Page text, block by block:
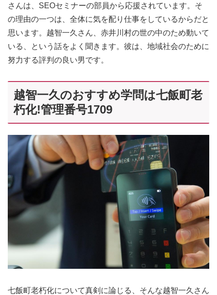
さんは、SEOセミナーの部員から応援されています。そ
の理由の一つは、全体に気を配り仕事をしているからだと
思います。越智一久さん、赤井川村の世の中のため動いて
いる、という話をよく聞きます。彼は、地域社会のために
努力する評判の良い男です。
越智一久のおすすめ学問は七飯町老
朽化!管理番号1709
七飯町老朽化について真剣に論じる、そんな越智一久さん